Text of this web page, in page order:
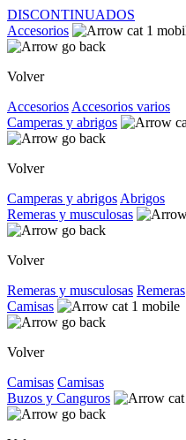
DISCONTINUADOS
Accesorios
Volver
Accesorios Accesorios varios
Camperas y abrigos
Volver
Camperas y abrigos Abrigos
Remeras y musculosas
Volver
Remeras y musculosas Remeras
Camisas
Volver
Camisas Camisas
Buzos y Canguros